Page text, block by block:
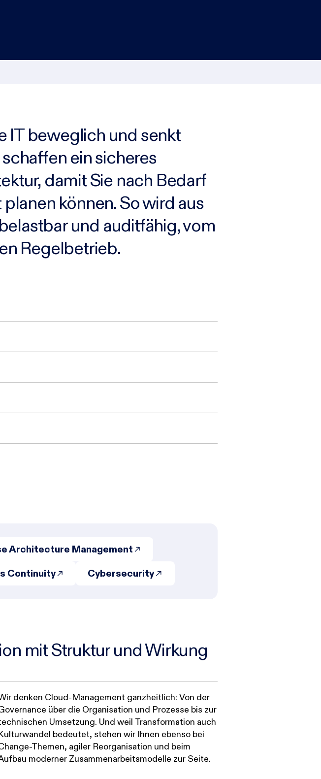
IT beweglich und senkt
ein sicheres
damit Sie nach Bedarf
können. So wird aus
und auditfähig, vom
Regelbetrieb.
Architecture Management
Continuity Cybersecurity
mit Struktur und Wirkung
denken Cloud-Management ganzheitlich: Von der
über die Organisation und Prozesse bis zur
Umsetzung. Und weil Transformation auch
bedeutet, stehen wir Ihnen ebenso bei
Themen, agiler Reorganisation und beim
moderner Zusammenarbeitsmodelle zur Seite.